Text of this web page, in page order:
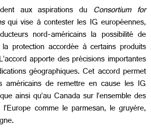
aux aspirations du Consortium for
qui vise à contester les IG européennes,
nord-américains la possibilité de
protection accordée à certains produits
apporte des précisions importantes
géographiques. Cet accord permet
américains de remettre en cause les IG
ainsi qu’au Canada sur l’ensemble des
comme le parmesan, le gruyère,